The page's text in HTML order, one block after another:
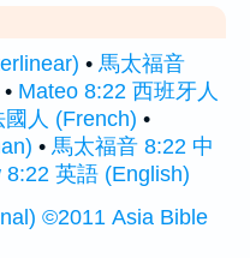
• 馬太福音
• Mateo 8:22 西班牙人
人 (French) •
• 馬太福音 8:22 中
8:22 英語 (English)
©2011 Asia Bible